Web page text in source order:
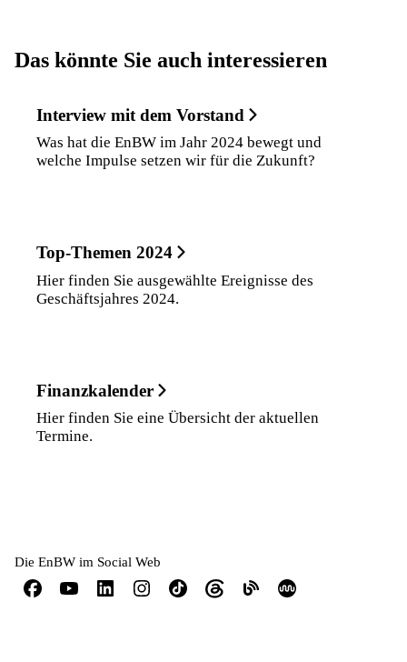
Das könnte Sie auch interessieren
Interview mit dem Vorstand
Was hat die EnBW im Jahr 2024 bewegt und
welche Impulse setzen wir für die Zukunft?
Top-Themen 2024
Hier finden Sie ausgewählte Ereignisse des
Geschäftsjahres 2024.
Finanzkalender
Hier finden Sie eine Übersicht der aktuellen
Termine.
Die EnBW im Social Web